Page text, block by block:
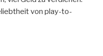
von play-to-